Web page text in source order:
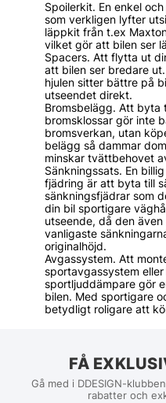
Spoilerkit. En enkel
som verkligen lyfter
läppkit från t.ex
vilket gör att bilen ser
Spacers. Att flytta ut
att bilen ser bredare
hjulen sitter bättre på
utseendet direkt.
Bromsbelägg. Att byta
bromsklossar gör inte
bromsverkan, utan
belägg så dammar
minskar tvättbehovet
Sänkningssats. En
fjädring är att byta till
sänkningsfjädrar som
din bil sportigare
utseende, då den
vanligaste
originalhöjd.
Avgassystem. Att
sportavgassystem
sportljuddämpare gör
bilen. Med sportigare
betydligt roligare att
FÅ
Gå med i DDESIGN-
rabatter och